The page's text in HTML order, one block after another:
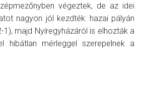
végeztek, de az idei
nagyon jól kezdték: hazai pályán
majd Nyíregyházáról is elhozták a
hibátlan mérleggel szerepelnek a